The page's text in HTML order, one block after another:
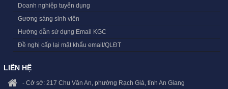
Doanh nghiệp tuyển dụng
Gương sáng sinh viên
Hướng dẫn sử dụng Email KGC
Đề nghị cấp lại mật khẩu email/QLĐT
LIÊN HỆ
- Cở sở: 217 Chu Văn An, phường Rạch Giá, tỉnh An Giang